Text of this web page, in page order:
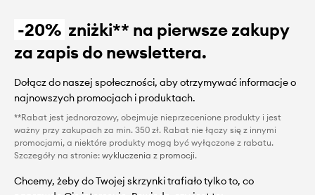
-20% zniżki** na pierwsze zakupy
za zapis do newslettera.
Dołącz do naszej społeczności, aby otrzymywać informacje o
najnowszych promocjach i produktach.
**Rabat jest jednorazowy, obejmuje nieprzecenione produkty i jest
ważny przy zakupach za min. 350 zł. Rabat nie łączy się z innymi
promocjami, a niektóre produkty mogą być wyłączone z rabatu.
Szczegóły na stronie: wykluczenia z promocji.
Chcemy, żeby do Twojej skrzynki trafiało tylko to, co